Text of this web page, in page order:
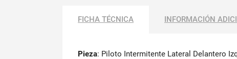
FICHA TÉCNICA INFORMACIÓN
Pieza: Piloto Intermitente Lateral Delantero